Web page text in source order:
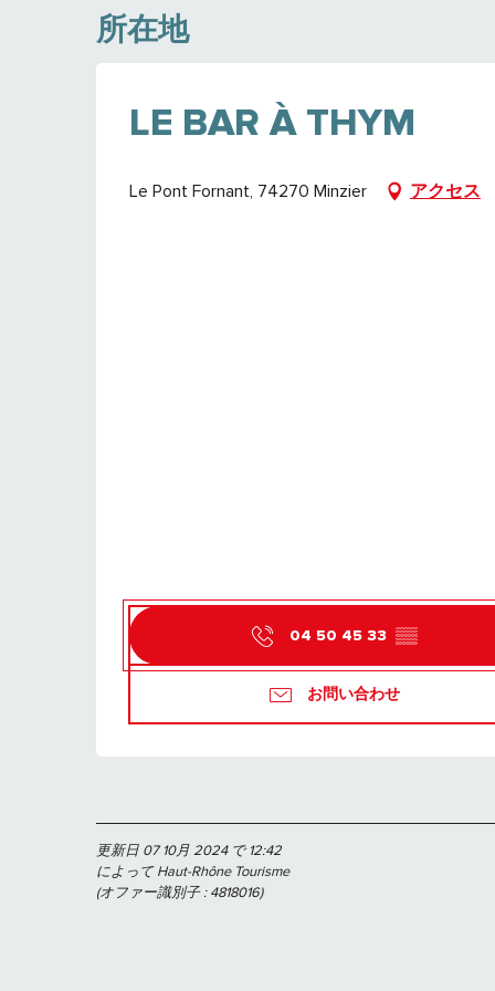
所在地
LE BAR À THYM
Le Pont Fornant, 74270 Minzier アクセス
04 50 45 33 ▒▒
お問い合わせ
更新日 07 10月 2024 で 12:42
によって Haut-Rhône Tourisme
(オファー識別子 :4818016)